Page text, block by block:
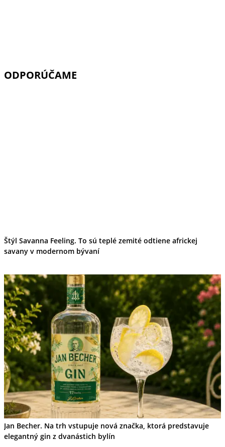
ODPORÚČAME
Štýl Savanna Feeling. To sú teplé zemité odtiene africkej
savany v modernom bývaní
Jan Becher. Na trh vstupuje nová značka, ktorá predstavuje
elegantný gin z dvanástich bylín